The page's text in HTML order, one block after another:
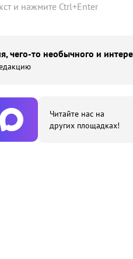
и нажмите Ctrl+Enter
чего-то необычного и
Читайте нас на
других площадках!